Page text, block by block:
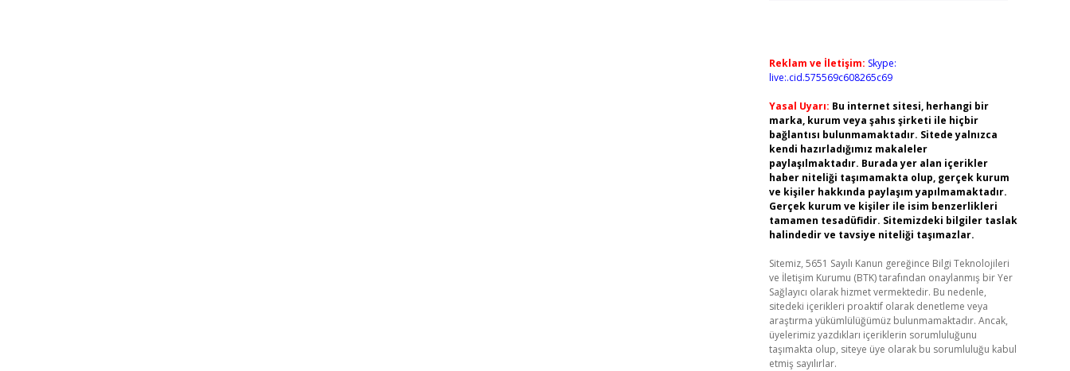
Reklam ve İletişim: Skype:
live:.cid.575569c608265c69
Yasal Uyarı: Bu internet sitesi, herhangi bir
marka, kurum veya şahıs şirketi ile hiçbir
bağlantısı bulunmamaktadır. Sitede yalnızca
kendi hazırladığımız makaleler
paylaşılmaktadır. Burada yer alan içerikler
haber niteliği taşımamakta olup, gerçek kurum
ve kişiler hakkında paylaşım yapılmamaktadır.
Gerçek kurum ve kişiler ile isim benzerlikleri
tamamen tesadüfidir. Sitemizdeki bilgiler taslak
halindedir ve tavsiye niteliği taşımazlar.
Sitemiz, 5651 Sayılı Kanun gereğince Bilgi Teknolojileri
ve İletişim Kurumu (BTK) tarafından onaylanmış bir Yer
Sağlayıcı olarak hizmet vermektedir. Bu nedenle,
sitedeki içerikleri proaktif olarak denetleme veya
araştırma yükümlülüğümüz bulunmamaktadır. Ancak,
üyelerimiz yazdıkları içeriklerin sorumluluğunu
taşımakta olup, siteye üye olarak bu sorumluluğu kabul
etmiş sayılırlar.